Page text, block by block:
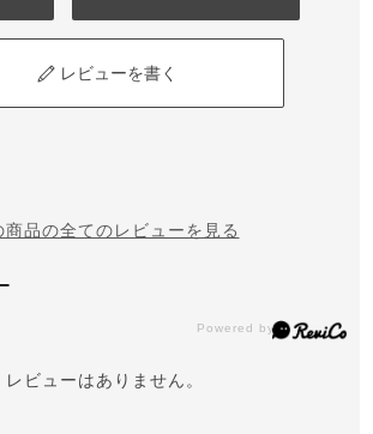
レビューを書く
商品の全てのレビューを見る
レビューはありません。